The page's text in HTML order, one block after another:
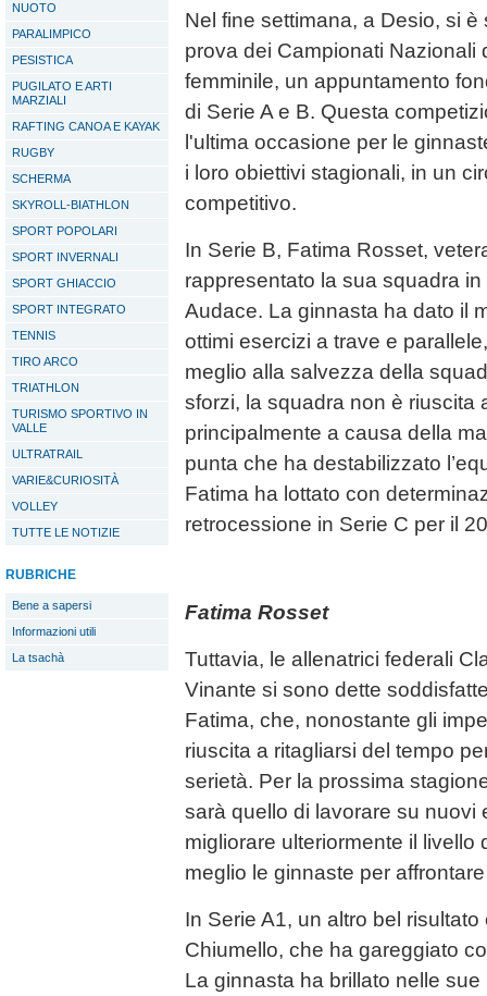
NUOTO
PARALIMPICO
PESISTICA
PUGILATO E ARTI
MARZIALI
RAFTING CANOA E KAYAK
RUGBY
SCHERMA
SKYROLL-BIATHLON
SPORT POPOLARI
SPORT INVERNALI
SPORT GHIACCIO
SPORT INTEGRATO
TENNIS
TIRO ARCO
TRIATHLON
TURISMO SPORTIVO IN
VALLE
ULTRATRAIL
VARIE&CURIOSITÀ
VOLLEY
TUTTE LE NOTIZIE
RUBRICHE
Bene a sapersi
Informazioni utili
La tsachà
Nel fine settimana, a Desio, si
prova dei Campionati Nazionali
femminile, un appuntamento
di Serie A e B. Questa
l'ultima occasione per le
i loro obiettivi stagionali, in un
competitivo.
In Serie B, Fatima Rosset,
rappresentato la sua squadra
Audace. La ginnasta ha dato il
ottimi esercizi a trave e
meglio alla salvezza della
sforzi, la squadra non è riuscita
principalmente a causa della
punta che ha destabilizzato
Fatima ha lottato con
retrocessione in Serie C per il
Fatima Rosset
Tuttavia, le allenatrici federali
Vinante si sono dette
Fatima, che, nonostante gli
riuscita a ritagliarsi del tempo
serietà. Per la prossima
sarà quello di lavorare su nuovi
migliorare ulteriormente il livello
meglio le ginnaste per
In Serie A1, un altro bel
Chiumello, che ha gareggiato
La ginnasta ha brillato nelle